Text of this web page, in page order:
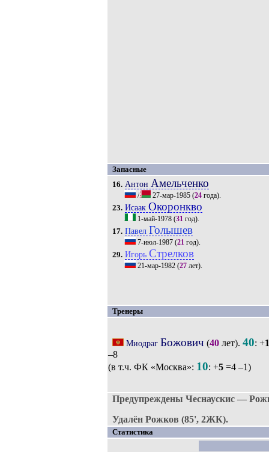
Запасные
16. Антон Амельченко
/ 27-мар-1985(24года).
23. Исаак Окоронкво
1-май-1978(31год).
17. Павел Голышев
7-июл-1987(21год).
29. Игорь Стрелков
21-мар-1982(27лет).
Тренеры
Миодраг Божович (40лет). 40: +
–8
(в т.ч. ФК «Москва»: 10: +5 =4 –1)
Предупреждены Чеснаускис —
Удалён Рожков (85', 2ЖК).
Статистика